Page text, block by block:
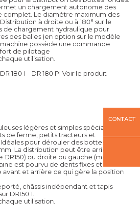
un chargement autonome des
complet. Le diamètre maximum des
à droite ou à 180° sur le
de chargement hydraulique pour
des balles (en option sur le modèle
machine possède une commande
de pilotage
utilisation.
180 I – DR 180 PI Voir le produit
légères et simples spécialement
de ferme, petits tracteurs et
pour dérouler des bottes rondes
La distribution peut être arrière ou
ou droite ou gauche (modèle
est pourvu de dents fixes et
et arrière ce qui gère la position
châssis indépendant et tapis
DR150T.
utilisation.
CONTACT